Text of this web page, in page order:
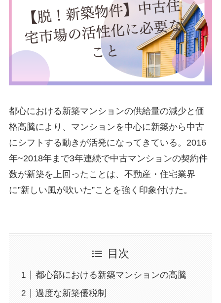
都心における新築マンションの供給量の減少と価
格高騰により、マンションを中心に新築から中古
にシフトする動きが活発になってきている。2016
年~2018年まで3年連続で中古マンションの契約件
数が新築を上回ったことは、不動産・住宅業界
に”新しい風が吹いた”ことを強く印象付けた。
目次
都心部における新築マンションの高騰
過度な新築優税制